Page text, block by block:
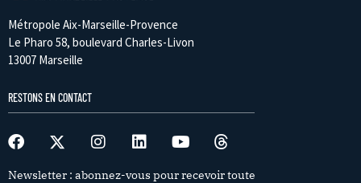
Métropole Aix-Marseille-Provence
Le Pharo 58, boulevard Charles-Livon
13007 Marseille
RESTONS EN CONTACT
Newsletter : abonnez-vous pour recevoir toute